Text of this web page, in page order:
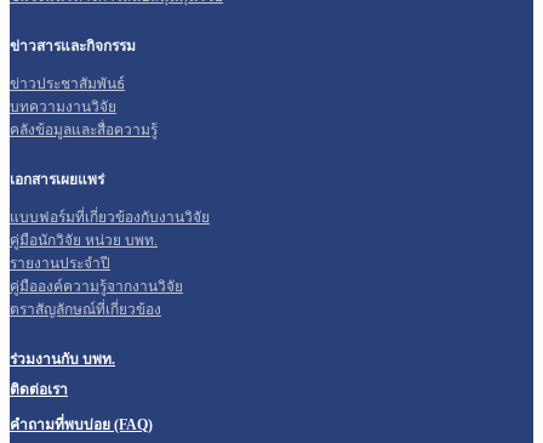
ข่าวสารและกิจกรรม
ข่าวประชาสัมพันธ์
บทความงานวิจัย
คลังข้อมูลและสื่อความรู้
เอกสารเผยแพร่
แบบฟอร์มที่เกี่ยวข้องกับงานวิจัย
คู่มือนักวิจัย หน่วย บพท.
รายงานประจำปี
คู่มือองค์ความรู้จากงานวิจัย
ตราสัญลักษณ์ที่เกี่ยวข้อง
ร่วมงานกับ บพท.
ติดต่อเรา
คำถามที่พบบ่อย (FAQ)